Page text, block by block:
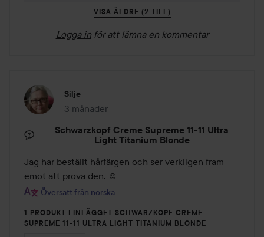
VISA ÄLDRE (2 TILL)
Logga in för att lämna en kommentar
Silje
3 månader
Inlägget skapades 3 månader
Schwarzkopf Creme Supreme 11-11 Ultra
Light Titanium Blonde
Jag har beställt hårfärgen och ser verkligen fram
emot att prova den. ☺️
Översatt från norska
1 PRODUKT I INLÄGGET SCHWARZKOPF CREME
SUPREME 11-11 ULTRA LIGHT TITANIUM BLONDE